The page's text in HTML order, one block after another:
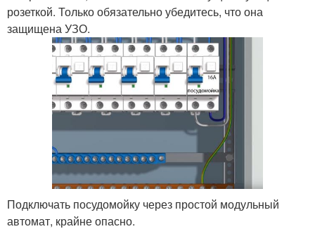
розеткой. Только обязательно убедитесь, что она
защищена УЗО.
Подключать посудомойку через простой модульный
автомат, крайне опасно.